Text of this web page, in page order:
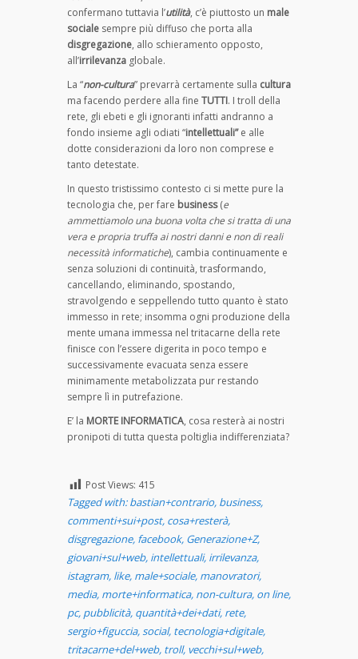
confermano tuttavia l’utilità, c’è piuttosto un male
sociale sempre più diffuso che porta alla
disgregazione, allo schieramento opposto,
all’irrilevanza globale.
La “non-cultura” prevarrà certamente sulla cultura
ma facendo perdere alla fine TUTTI. I troll della
rete, gli ebeti e gli ignoranti infatti andranno a
fondo insieme agli odiati “intellettuali”e alle
dotte considerazioni da loro non comprese e
tanto detestate.
In questo tristissimo contesto ci si mette pure la
tecnologia che, per fare business(e
ammettiamolo una buona volta che si tratta di una
vera e propria truffa ai nostri danni e non di reali
necessità informatiche), cambia continuamente e
senza soluzioni di continuità, trasformando,
cancellando, eliminando, spostando,
stravolgendo e seppellendo tutto quanto è stato
immesso in rete; insomma ogni produzione della
mente umana immessa nel tritacarne della rete
finisce con l’essere digerita in poco tempo e
successivamente evacuata senza essere
minimamente metabolizzata pur restando
sempre lì in putrefazione.
E’ la MORTE INFORMATICA, cosa resterà ai nostri
pronipoti di tutta questa poltiglia indifferenziata?
Post Views: 415
Tagged with: bastian+contrario, business,
commenti+sui+post, cosa+resterà,
disgregazione, facebook, Generazione+Z,
giovani+sul+web, intellettuali, irrilevanza,
istagram, like, male+sociale, manovratori,
media, morte+informatica, non-cultura, on line,
pc, pubblicità, quantità+dei+dati, rete,
sergio+figuccia, social, tecnologia+digitale,
tritacarne+del+web, troll, vecchi+sul+web,